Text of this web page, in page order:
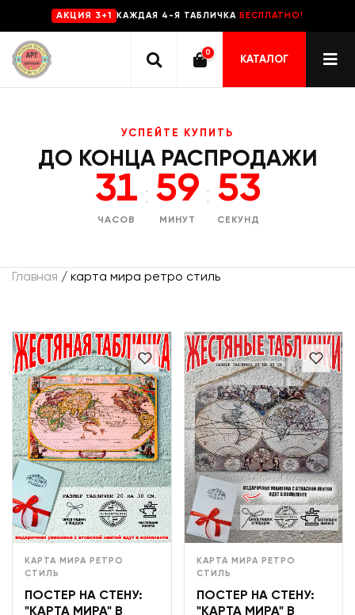
AKЦИЯ 3+1 КАЖДАЯ 4-Я ТАБЛИЧКА БЕСПЛАТНО!
0
КАТАЛОГ
УСПЕЙТЕ КУПИТЬ
ДО КОНЦА РАСПРОДАЖИ
31
ЧАСОВ
: 59
МИНУТ
: 53
СЕКУНД
Главная / карта мира ретро стиль
КАРТА МИРА РЕТРО
СТИЛЬ
ПОСТЕР НА СТЕНУ:
"КАРТА МИРА" В
КАРТА МИРА РЕТРО
СТИЛЬ
ПОСТЕР НА СТЕНУ:
"КАРТА МИРА" В